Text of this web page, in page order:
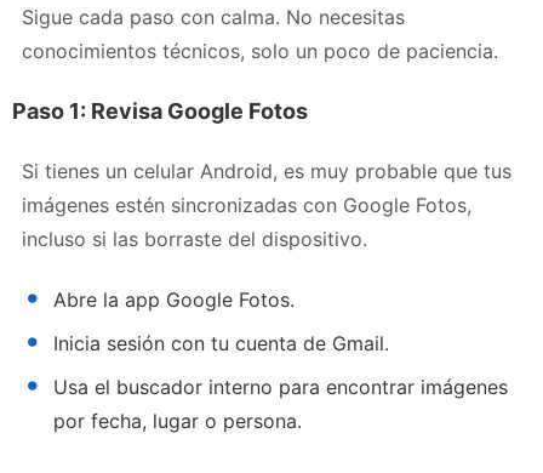
Sigue cada paso con calma. No necesitas
conocimientos técnicos, solo un poco de paciencia.
Paso 1: Revisa Google Fotos
Si tienes un celular Android, es muy probable que tus
imágenes estén sincronizadas con Google Fotos,
incluso si las borraste del dispositivo.
Abre la app Google Fotos.
Inicia sesión con tu cuenta de Gmail.
Usa el buscador interno para encontrar imágenes
por fecha, lugar o persona.